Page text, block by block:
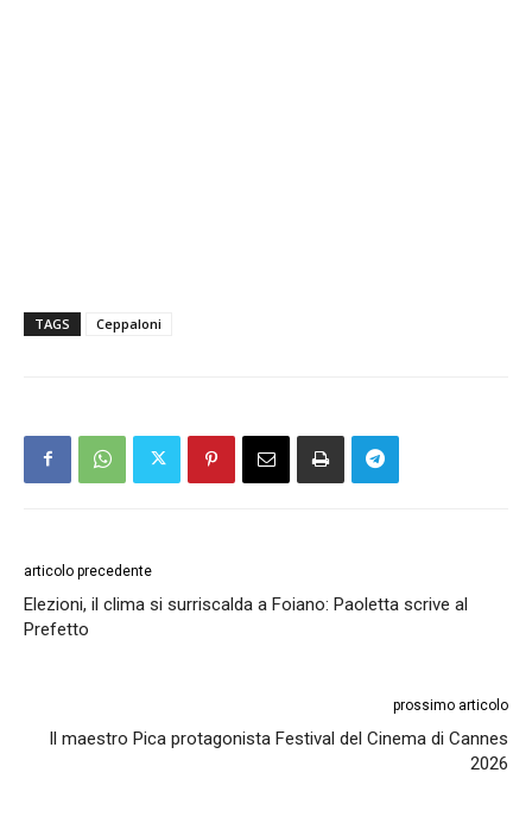
TAGS Ceppaloni
articolo precedente
Elezioni, il clima si surriscalda a Foiano: Paoletta scrive al
Prefetto
prossimo articolo
Il maestro Pica protagonista Festival del Cinema di Cannes
2026